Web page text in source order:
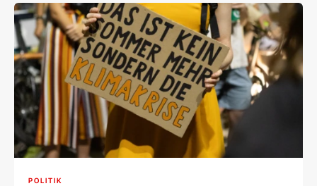
POLITIK